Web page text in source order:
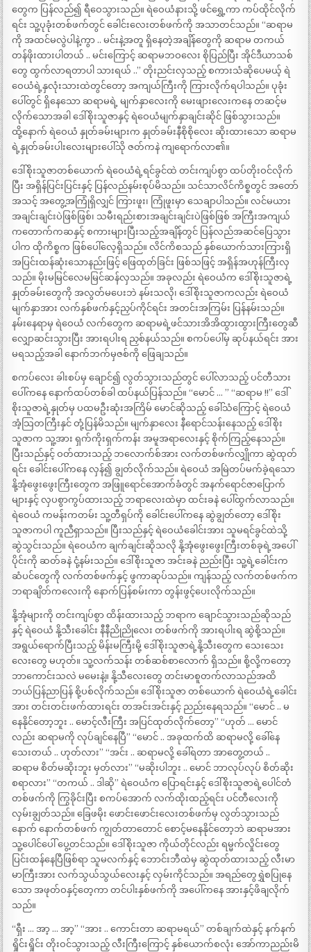
တွေက ပြန်လည်၍ ရီဝေသွားသည်။ ရဲဝေယံနားသို့ ဖင်ရွှေ့ကာ ကပ်ထိုင်လိုက်
ရင်း သူ့ပုခုံးတစ်ဖက်တွင် ခေါင်းလေးတစ်ဖက်ကို အသာတင်သည်။ “ဆရာမ
ကို အထင်မလွဲပါနဲ့ကွာ .. မင်းနဲ့အတူ ရှိနေတဲ့အချိန်တွေကို ဆရာမ တကယ်
တန်ဖိုးထားပါတယ် .. မင်းကြောင့် ဆရာမဘဝလေး စိုပြည်ပြီး အိုင်ဒီယာသစ်
တွေ ထွက်လာရတာပါ သားရယ် ..” တိုးညင်းလှသည့် စကားသံဆိုပေမယ့် ရဲ
ဝေယံရဲ့နှလုံးသားထဲတွင်တော့ အကျယ်ကြီးကို ကြားလိုက်ရပါသည်။ ပုခုံး
ပေါ်တွင် ရှိနေသော ဆရာမရဲ့ မျက်နှာလေးကို မေးဖျားလေးကနေ တဆင့်မ
လိုက်သောအခါ ဒေါ်စိုးသူဇာနှင့် ရဲဝေယံမျက်နှာချင်းဆိုင် ဖြစ်သွားသည်။
ထို့နောက် ရဲဝေယံ နှုတ်ခမ်းများက နှုတ်ခမ်းနီစိုစိုလေး ဆိုးထားသော ဆရာမ
ရဲ့နှုတ်ခမ်းပါးလေးများပေါ်သို ဇတ်ကနဲ ကျရောက်လာ၏။
ဒေါ်စိုးသူဇာတစ်ယောက် ရဲဝေယံရဲ့ရင်ခွင်ထဲ တင်းကျပ်စွာ ထပ်တိုးဝင်လိုက်
ပြီး အရှိန်ပြင်းပြင်းနှင့် ပြန်လည်နမ်းစုပ်မိသည်။ သင်သာလိင်ကိစ္စတွင် အတော်
အသင့် အတွေ့အကြုံရှိလျှင် ကြားဖူး၊ ကြုံဖူးမှာ သေချာပါသည်။ လင်မယား
အချင်းချင်းပဲဖြစ်ဖြစ်၊ သမီးရည်းစားအချင်းချင်းပဲဖြစ်ဖြစ် အကြီးအကျယ်
ကတောက်ကဆနှင့် စကားများပြီးသည့်အချိန်တွင် ပြန်လည်အဆင်ပြေသွား
ပါက ထိုကိစ္စက ဖြစ်ပေါ်လေ့ရှိသည်။ လိင်ကိစသည် နှစ်ယောက်သားကြားရှိ
အပြင်းထန်ဆုံးသောနည်းဖြင့် ဖြေထုတ်ခြင်း ဖြစ်သဖြင့် အရှိန်အဟုန်ကြီးလှ
သည်။ မိုးမမြင်လေမမြင်ဆန်လှသည်။ အခုလည်း ရဲဝေယံက ဒေါ်စိုးသူဇာရဲ့
နှုတ်ခမ်းတွေကို အလွတ်မပေးဘဲ နမ်းသလို၊ ဒေါ်စိုးသူဇာကလည်း ရဲဝေယံ
မျက်နှာအား လက်နှစ်ဖက်နှင့်ညှပ်ကိုင်ရင်း အတင်းအကြမ်း ပြန်နမ်းသည်။
နမ်းနေရာမှ ရဲဝေယံ လက်တွေက ဆရာမရဲ့ဖင်သားအိအိထွားထွားကြီးတွေဆီ
လျှောဆင်းသွားပြီး အားရပါးရ ညှစ်နယ်သည်။ စကပ်ပေါ်မှ ဆုပ်နယ်ရင်း အား
မရသည့်အခါ နောက်ဘက်မှဇစ်ကို ဖြေချသည်။
စကပ်လေး ခါးစပ်မှ ချောင်၍ လွတ်သွားသည်တွင် ပေါ်လာသည့် ပင်တီသား
ပေါ်ကနေ နောက်ထပ်တစ်ခါ ထပ်နယ်ပြန်သည်။ “မောင် … ” “ဆရာမ !!” ဒေါ်
စိုးသူဇာရဲ့နှုတ်မှ ပထမဦးဆုံးအကြိမ် မောင်ဆိုသည့် ခေါ်သံကြောင့် ရဲဝေယံ
အံ့သြတကြီးနှင် တုံ့ပြန်မိသည်။ မျက်နှာလေး နီရောင်သန်းနေသည့် ဒေါ်စိုး
သူဇာက သူ့အား ရှက်ကိုးရှက်ကန်း အမူအရာလေးနှင့် စိုက်ကြည့်နေသည်။
ပြီးသည်နှင့် ဝတ်ထားသည့် ဘလောက်စ်အား လက်တစ်ဖက်လျှိုကာ ဆွဲထုတ်
ရင်း ခေါင်းပေါ်ကနေ လှန်၍ ချွတ်လိုက်သည်။ ရဲဝေယံ အမြဲတပ်မက်ခဲ့ရသော
နို့အုံဖွေးဖွေးကြီးတွေက အဖြူရောင်အောက်ခံတွင် အနက်ရောင်ဇာပြောက်
များနှင့် လှပစွာကွပ်ထားသည့် ဘရာလေးထဲမှာ ထင်းခနဲ ပေါ်ထွက်လာသည်။
ရဲဝေယံ ကမန်းကတမ်း သူ့တီရှပ်ကို ခေါင်းပေါ်ကနေ ဆွဲချွတ်တော့ ဒေါ်စိုး
သူဇာကပါ ကူညီရှာသည်။ ပြီးသည်နှင့် ရဲဝေယံခေါင်းအား သူမရင်ခွင်ထဲသို့
ဆွဲသွင်းသည်။ ရဲဝေယံက ချက်ချင်းဆိုသလို နို့အုံဖွေးဖွေးကြီးတစ်ခုရဲ့အပေါ်
ပိုင်းကို ဆတ်ခနဲ ငုံ့နမ်းသည်။ ဒေါ်စိုးသူဇာ အင်းခနဲ ညည်းပြီး သူ့ရဲ့ခေါင်းက
ဆံပင်တွေကို လက်တစ်ဖက်နှင့် ဖွကာဆုပ်သည်။ ကျန်သည့် လက်တစ်ဖက်က
ဘရာချိတ်ကလေးကို နောက်ပြန်စမ်းကာ တွန်းဖွင့်ပေးလိုက်သည်။
နို့အုံများကို တင်းကျပ်စွာ ထိန်းထားသည့် ဘရာက ချောင်သွားသည်ဆိုသည်
နှင့် ရဲဝေယံ နို့သီးခေါင်း နီနီညိုညိုလေး တစ်ဖက်ကို အားရပါးရ ဆွဲစို့သည်။
အရွယ်ရောက်ပြီးသည့် မိန်းမကြီးမို့ ဒေါ်စိုးသူဇာရဲ့နို့သီးတွေက သေးသေး
လေးတွေ မဟုတ်။ သူ့လက်သန်း တစ်ဆစ်စာလောက် ရှိသည်။ စို့လို့ကတော့
ဘာကောင်းသလဲ မမေးနဲ့။ နို့သီလေးတွေ တင်းမာစူတက်လာသည်အထိ
ဘယ်ပြန်ညာပြန် စို့ပစ်လိုက်သည်။ ဒေါ်စိုးသူဇာ တစ်ယောက် ရဲဝေယံရဲ့ခေါင်း
အား တင်းတင်းဖက်ထားရင်း တအင်းအင်းနှင့် ညည်းနေရသည်။ “မောင် .. မ
နေနိုင်တော့ဘူး .. မောင့်လီးကြီး အပြင်ထုတ်လိုက်တော့” “ဟုတ် … မောင်
လည်း ဆရာမကို လုပ်ချင်နေပြီ” “မောင် .. အခုထက်ထိ ဆရာမလို့ ခေါ်နေ
သေးတယ် .. ဟုတ်လား” “အင်း .. ဆရာမလို့ ခေါ်ရတာ အာတွေ့တယ် ..
ဆရာမ စိတ်မဆိုးဘူး မှတ်လား” “မဆိုးပါဘူး .. မောင် ဘာလုပ်လုပ် စိတ်ဆိုး
စရာလား” “တကယ် .. ဒါဆို” ရဲဝေယံက ပြောရင်းနှင့် ဒေါ်စိုးသူဇာရဲ့ပေါင်တံ
တစ်ဖက်ကို ကြွခိုင်းပြီး စကပ်အောက် လက်ထိုးထည့်ရင်း ပင်တီလေးကို
လှမ်းချွတ်သည်။ ခြေဖမိုး ဖောင်းဖောင်းလေးတစ်ဖက်မှ လွတ်သွားသည်
နောက် နောက်တစ်ဖက် ကျွတ်တာတောင် စောင့်မနေနိုင်တော့ဘဲ ဆရာမအား
သူ့ပေါင်ပေါ် ပွေ့တင်သည်။ ဒေါ်စိုးသူဇာ ကိုယ်တိုင်လည်း ရမ္မက်လှိုင်းတွေ
ပြင်းထန်နေပြီဖြစ်ရာ သူမလက်နှင့် ဘောင်းဘီထဲမှ ဆွဲထုတ်ထားသည့် လီးမာ
မာကြီးအား လက်သွယ်သွယ်လေးနှင့် လှမ်းကိုင်သည်။ အရည်တွေရွှဲစပြုနေ
သော အဖုတ်ဝနှင့်တေ့ကာ တင်ပါးနှစ်ဖက်ကို အပေါ်ကနေ အားနှင့်ဖိချလိုက်
သည်။
“ရှီး … အာ့ … အာ့” “အား .. ကောင်းတာ ဆရာမရယ်” တစ်ချက်ထဲနှင့် နက်နက်
ရှိုင်းရှိုင်း တိုးဝင်သွားသည့် လီးကြီးကြောင့် နှစ်ယောက်စလုံး အော်ကာညည်းမိ